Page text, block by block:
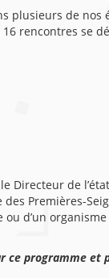
de nos
rencontres se
Directeur de
Premières-
d’un
ce programme et